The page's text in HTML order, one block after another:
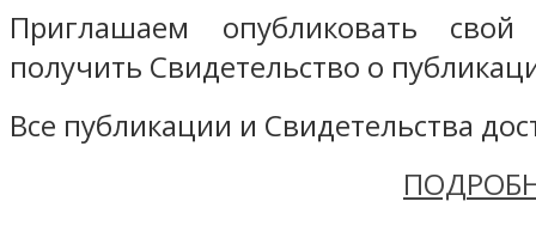
Приглашаем опубликовать
получить Свидетельство о
Все публикации и Свидетельства